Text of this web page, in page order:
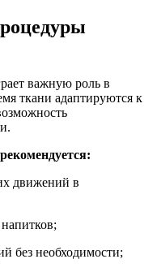
важную роль в
ткани адаптируются к
движений в
без необходимости;